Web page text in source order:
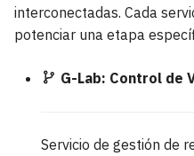
interconectadas. Cada
potenciar una etapa
G-Lab: Control de
Servicio de gestión de